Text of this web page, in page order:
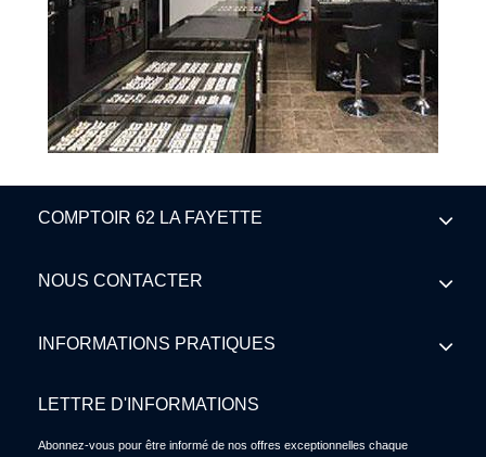
COMPTOIR 62 LA FAYETTE
NOUS CONTACTER
INFORMATIONS PRATIQUES
LETTRE D'INFORMATIONS
Abonnez-vous pour être informé de nos offres exceptionnelles chaque